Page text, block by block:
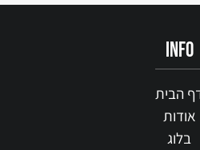
info
הבית
אודות
בלוג